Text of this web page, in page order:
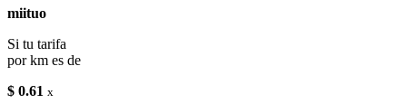
miituo
Si tu tarifa
por km es de
$ 0.61 x